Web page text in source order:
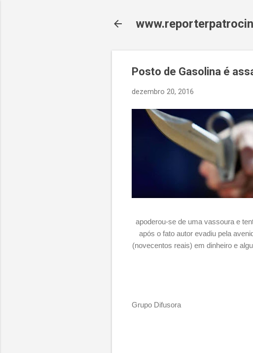
Posto de Gasolina é
dezembro 20, 2016
apoderou-se de uma vassoura e
após o fato autor evadiu pela
(novecentos reais) em dinheiro e
Grupo Difusora